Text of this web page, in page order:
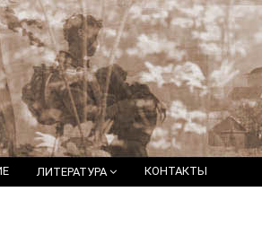
ЛИТЕРАТУРА КОНТАКТЫ